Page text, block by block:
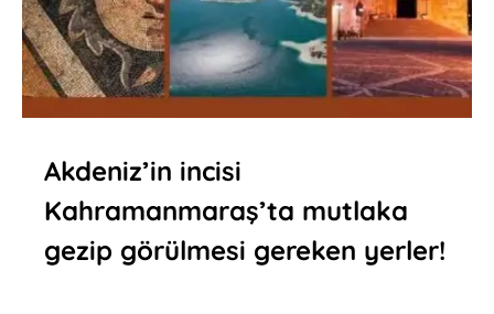
Akdeniz’in incisi
Kahramanmaraş’ta mutlaka
gezip görülmesi gereken yerler!